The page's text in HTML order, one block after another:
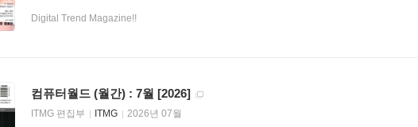
Digital Trend Magazine!!
컴퓨터월드 (월간) : 7월 [2026]
ITMG 편집부 ITMG 2026년 07월